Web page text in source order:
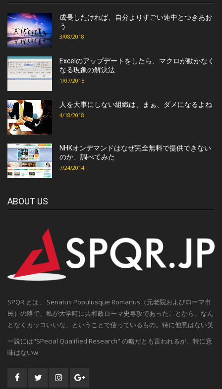
成長したければ、自分よりすごい連中とつきあお
う
3/08/2018
Excelのアップデートをしたら、マクロが動かなく
なる現象の解決法
1/07/2015
人を大事にしない組織は、まぁ、ダメになるよね
4/18/2018
NHKオンデマンドはなぜ完全無料で提供できない
のか、調べてみた
7/24/2014
ABOUT US
SPQR とは、 Senatus Populusque Romanus（元老院およびローマ市
民）の略で、私が大学時に共和政ローマ史専攻であったことから、なん
となくカッコいいな、ということで使っているもの。特に他意はない笑
一説には"SPecial Qualified Research" の略だとも言われるが、特に意
味はないw